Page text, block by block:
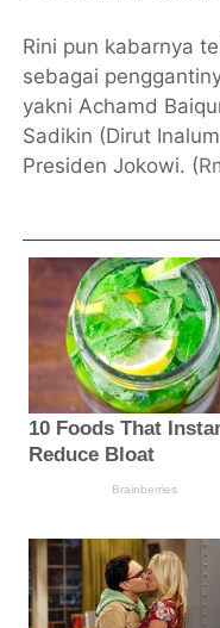
Rini pun kabarnya
sebagai
yakni Achamd
Sadikin (Dirut
Presiden Jokowi. (